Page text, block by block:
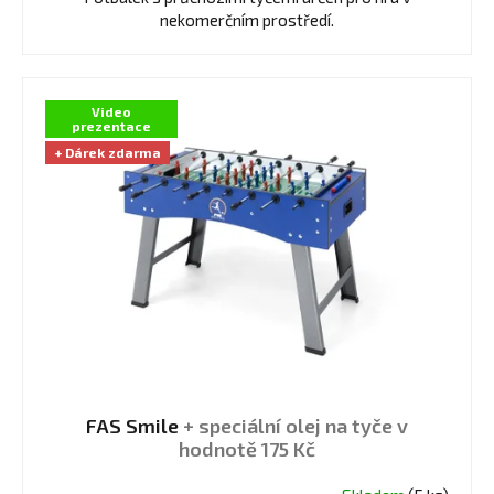
nekomerčním prostředí.
Video
prezentace
+ Dárek zdarma
FAS Smile + speciální olej na tyče v
hodnotě 175 Kč